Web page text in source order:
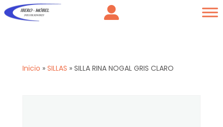
Inicio » SILLAS » SILLA RINA NOGAL GRIS CLARO